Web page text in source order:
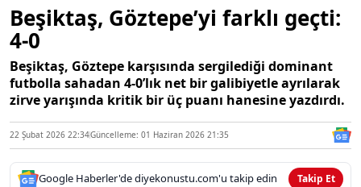
Beşiktaş, Göztepe’yi farklı geçti:
4-0
Beşiktaş, Göztepe karşısında sergilediği dominant
futbolla sahadan 4-0’lık net bir galibiyetle ayrılarak
zirve yarışında kritik bir üç puanı hanesine yazdırdı.
22 Şubat 2026 22:34Güncelleme: 01 Haziran 2026 21:35
Google Haberler'de diyekonustu.com'u takip edin Takip Et